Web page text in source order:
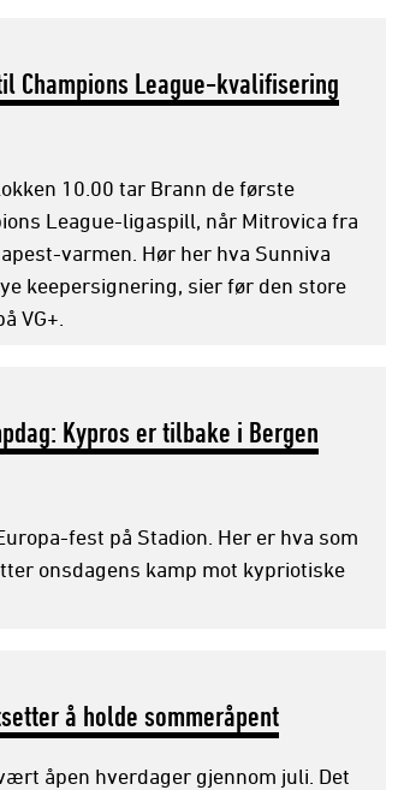
Champions League-kvalifisering
10.00 tar Brann de første
League-ligaspill, når Mitrovica fra
varmen. Hør her hva Sunniva
keepersignering, sier før den store
VG+.
Kypros er tilbake i Bergen
fest på Stadion. Her er hva som
onsdagens kamp mot kypriotiske
å holde sommeråpent
åpen hverdager gjennom juli. Det